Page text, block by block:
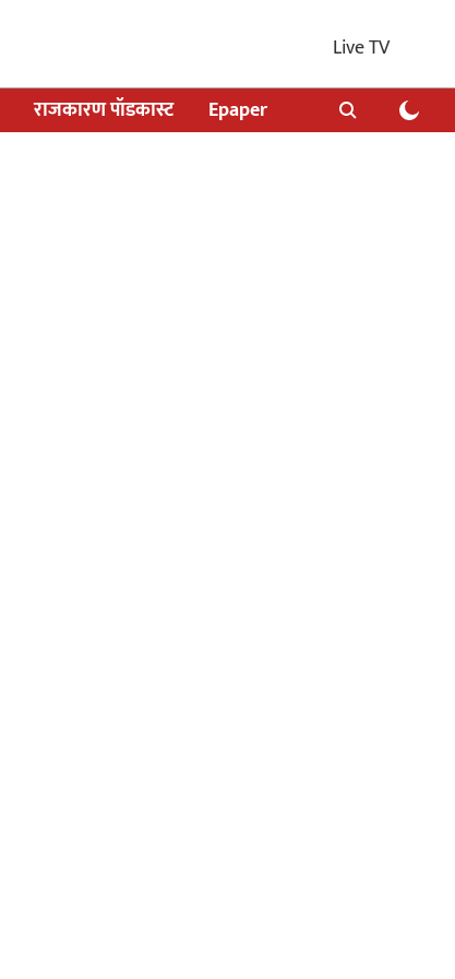
Live TV
राजकारण पॉडकास्ट Epaper